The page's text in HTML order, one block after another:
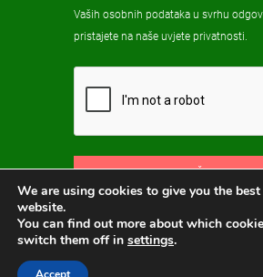
Vaših osobnih podataka u svrhu
pristajete na naše uvjete privatnosti
POŠALJI
We are using cookies to give you the
website.
You can find out more about which
switch them off in settings.